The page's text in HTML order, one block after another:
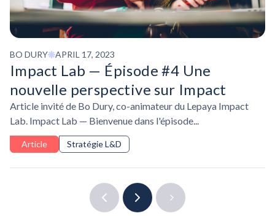
BO DURY APRIL 17, 2023
Impact Lab — Épisode #4 Une
nouvelle perspective sur Impact
Article invité de Bo Dury, co-animateur du Lepaya Impact
Lab. Impact Lab — Bienvenue dans l'épisode...
Article Stratégie L&D
1 / 4